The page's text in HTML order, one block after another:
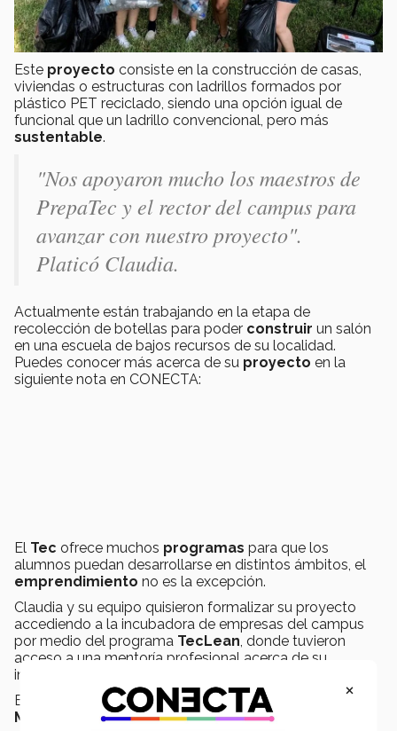
Este proyecto consiste en la construcción de casas,
viviendas o estructuras con ladrillos formados por
plástico PET reciclado, siendo una opción igual de
funcional que un ladrillo convencional, pero más
sustentable.
"Nos apoyaron mucho los maestros de
PrepaTec y el rector del campus para
avanzar con nuestro proyecto".
Platicó Claudia.
Actualmente están trabajando en la etapa de
recolección de botellas para poder construir un salón
en una escuela de bajos recursos de su localidad.
Puedes conocer más acerca de su proyecto en la
siguiente nota en CONECTA:
El Tec ofrece muchos programas para que los
alumnos puedan desarrollarse en distintos ámbitos, el
emprendimiento no es la excepción.
Claudia y su equipo quisieron formalizar su proyecto
accediendo a la incubadora de empresas del campus
por medio del programa TecLean, donde tuvieron
acceso a una mentoría profesional acerca de su
iniciativa.
Este programa es impartido por la profesora
Magdalena Ocón, quien ha apoyado a Claudia en su
×